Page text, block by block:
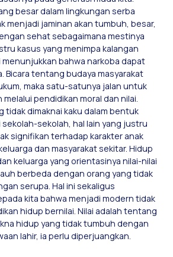
besar dalam lingkungan serba
menjadi jaminan akan tumbuh, besar,
sehat sebagaimana mestinya
kasus yang menimpa kalangan
bahwa narkoba dapat
Bicara tentang budaya masyarakat
maka satu-satunya jalan untuk
pendidikan moral dan nilai.
tidak dimaknai kaku dalam bentuk
sekolah, hal lain yang justru
signifikan terhadap karakter anak
dan masyarakat sekitar. Hidup
keluarga yang orientasinya nilai-nilai
berbeda dengan orang yang tidak
serupa. Hal ini sekaligus
kita bahwa menjadi modern tidak
hidup bernilai. Nilai adalah tentang
hidup yang tidak tumbuh dengan
lahir, ia perlu diperjuangkan.